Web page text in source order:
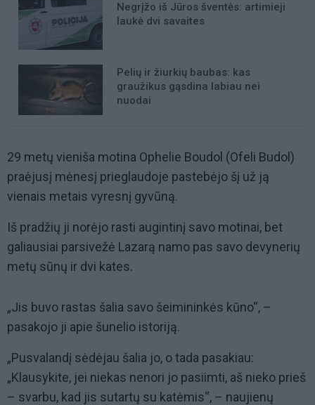
Negrįžo iš Jūros šventės: artimieji
laukė dvi savaites
Pelių ir žiurkių baubas: kas
graužikus gąsdina labiau nei
nuodai
29 metų vieniša motina Ophelie Boudol (Ofeli Budol)
praėjusį mėnesį prieglaudoje pastebėjo šį už ją
vienais metais vyresnį gyvūną.
Iš pradžių ji norėjo rasti augintinį savo motinai, bet
galiausiai parsivežė Lazarą namo pas savo devynerių
metų sūnų ir dvi kates.
„Jis buvo rastas šalia savo šeimininkės kūno“, –
pasakojo ji apie šunelio istoriją.
„Pusvalandį sėdėjau šalia jo, o tada pasakiau:
„Klausykite, jei niekas nenori jo pasiimti, aš nieko prieš
– svarbu, kad jis sutartų su katėmis“, – naujienų